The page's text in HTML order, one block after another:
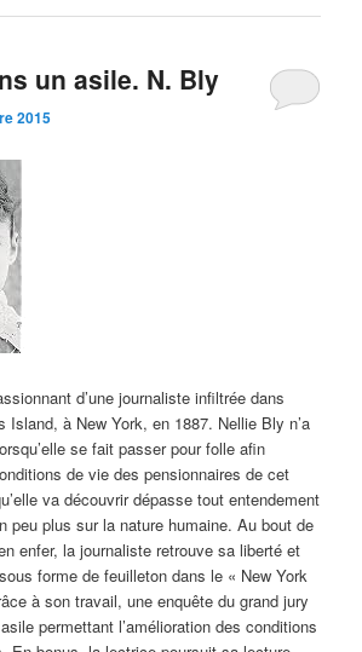
un asile. N. Bly
2015
d’une journaliste infiltrée dans
Island, à New York, en 1887. Nellie Bly n’a
se fait passer pour folle afin
de vie des pensionnaires de cet
va découvrir dépasse tout entendement
peu plus sur la nature humaine. Au bout de
enfer, la journaliste retrouve sa liberté et
forme de feuilleton dans le « New York
à son travail, une enquête du grand jury
permettant l’amélioration des conditions